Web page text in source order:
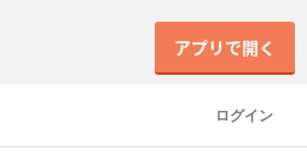
ログイン
アプリで開く